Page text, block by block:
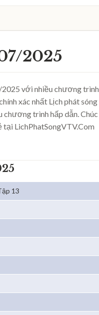
2025
với nhiều chương trình
xác nhất Lịch phát sóng
trình hấp dẫn. Chúc
tại LichPhatSongVTV.Com
13